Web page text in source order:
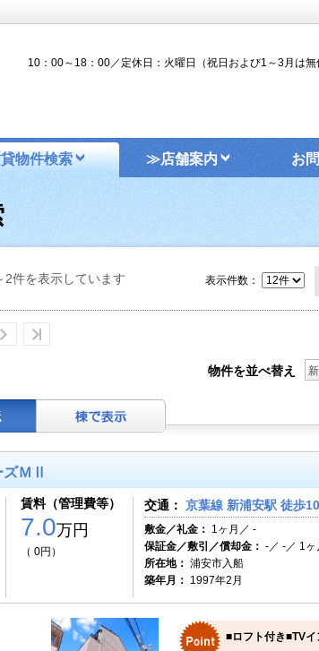
10：00～18：00／定休日：火曜日（祝日および1～3月は無
物件検索 ≫店舗案内 お
2件を表示しています 表示件数：
物件を並べ替え
ＭⅡ
賃料（管理費等）
7.0万円
（ 0円）
交通： 京葉線 新浦安駅 徒歩
敷金／礼金： 1ヶ月／ -
保証金／敷引／償却金： -／ -／ 1ヶ
所在地： 浦安市入船
築年月： 1997年2月
■ロフト付き■TV